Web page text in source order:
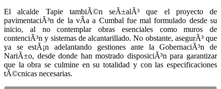
El alcalde Tapie tambiÃ©n seÃ±alÃ³ que el proyecto de
pavimentaciÃ³n de la vÃ­a a Cumbal fue mal formulado desde su
inicio, al no contemplar obras esenciales como muros de
contenciÃ³n y sistemas de alcantarillado. No obstante, asegurÃ³ que
ya se estÃ¡n adelantando gestiones ante la GobernaciÃ³n de
NariÃ±o, desde donde han mostrado disposiciÃ³n para garantizar
que la obra se culmine en su totalidad y con las especificaciones
tÃ©cnicas necesarias.